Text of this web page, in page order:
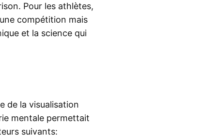
Pour les athlètes,
compétition mais
et la science qui
de la visualisation
mentale permettait
suivants: